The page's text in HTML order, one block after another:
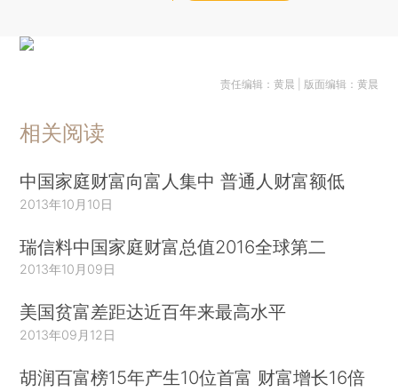
责任编辑：黄晨 | 版面编辑：黄晨
相关阅读
中国家庭财富向富人集中 普通人财富额低
2013年10月10日
瑞信料中国家庭财富总值2016全球第二
2013年10月09日
美国贫富差距达近百年来最高水平
2013年09月12日
胡润百富榜15年产生10位首富 财富增长16倍